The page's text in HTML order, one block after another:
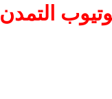
التمدن